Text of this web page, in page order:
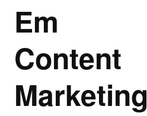
Em
Content
Marketing